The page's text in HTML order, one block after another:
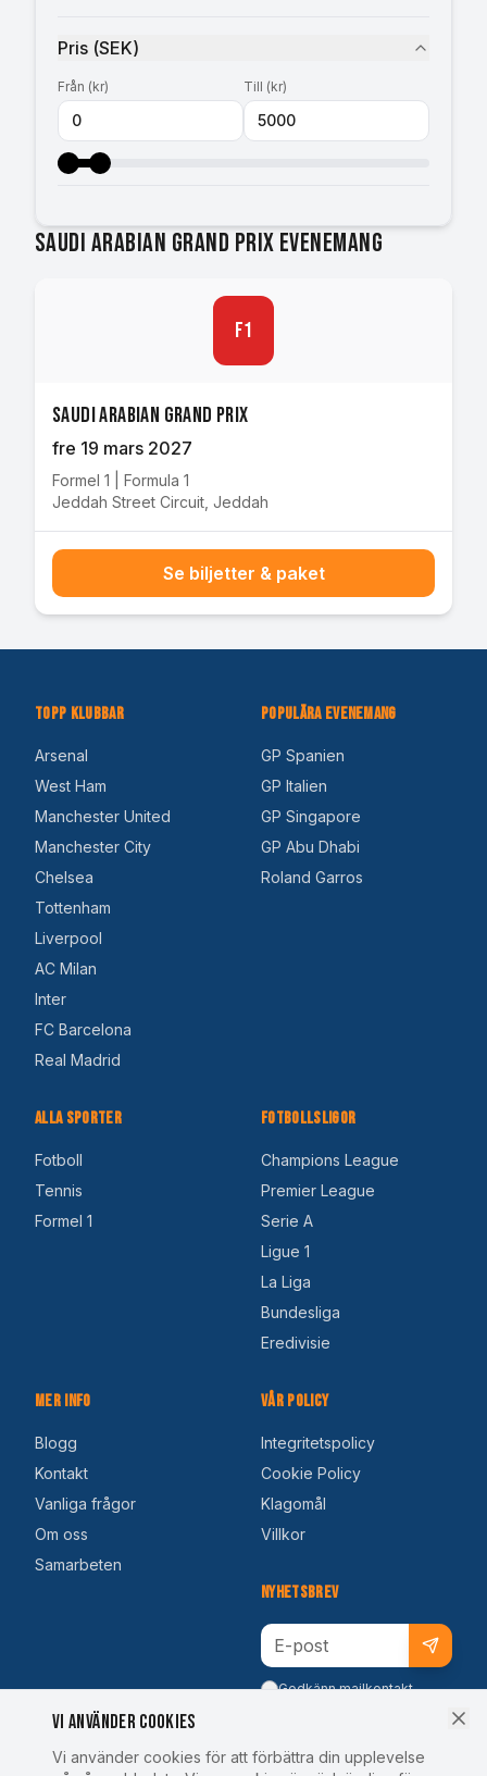
Pris (SEK)
Från (kr) Till (kr)
Saudi Arabian Grand Prix evenemang
F1
Saudi Arabian Grand Prix
fre 19 mars 2027
Formel 1
Formula 1
Jeddah Street Circuit Jeddah
Se biljetter & paket
Topp Klubbar
Arsenal
West Ham
Manchester United
Manchester City
Chelsea
Tottenham
Liverpool
AC Milan
Inter
FC Barcelona
Real Madrid
Populära Evenemang
GP Spanien
GP Italien
GP Singapore
GP Abu Dhabi
Roland Garros
Alla Sporter
Fotboll
Tennis
Formel 1
Fotbollsligor
Champions League
Premier League
Serie A
Ligue 1
La Liga
Bundesliga
Eredivisie
Mer Info
Blogg
Kontakt
Vanliga frågor
Om oss
Samarbeten
Vår Policy
Integritetspolicy
Cookie Policy
Klagomål
Villkor
Nyhetsbrev
Godkänn mailkontakt
Vi använder cookies
Vi använder cookies för att förbättra din upplevelse